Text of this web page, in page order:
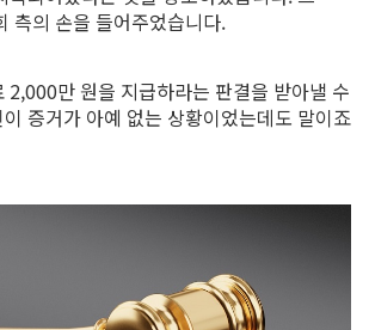
측의 손을 들어주었습니다.
2,000만 원을 지급하라는 판결을 받아낼 수
증거가 아예 없는 상황이었는데도 말이죠